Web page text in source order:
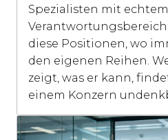
Spezialisten mit echtem
Verantwortungsbereich
diese Positionen, wo
den eigenen Reihen.
zeigt, was er kann,
einem Konzern